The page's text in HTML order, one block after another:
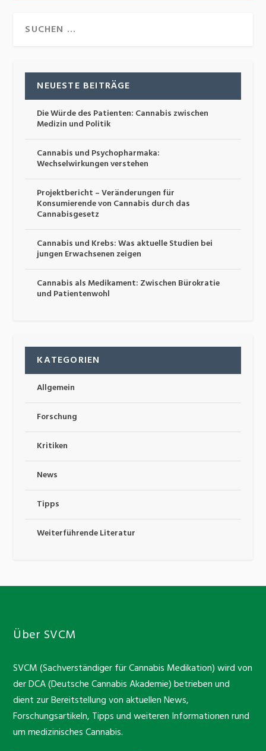
NEUESTE BEITRÄGE
Die Würde des Patienten: Cannabis zwischen
Medizin und Politik
Cannabis und Psychopharmaka:
Wechselwirkungen verstehen
Projektbericht – Veränderungen für
Konsumierende von Cannabis durch das
Cannabisgesetz
Cannabis und Krebs: Was aktuelle Studien bei
jungen Erwachsenen zeigen
Cannabis als Medikament: Zwischen Bürokratie
und Patientenwohl
KATEGORIEN
Allgemein
Forschung
Kritiken
News
Tipps
Weiterführende Literatur
Über SVCM
SVCM (Sachverständiger für Cannabis Medikation) wird von
der DCA (Deutsche Cannabis Akademie) betrieben und
dient zur Bereitstellung von aktuellen News,
Forschungsartikeln, Tipps und weiteren Informationen rund
um medizinisches Cannabis.